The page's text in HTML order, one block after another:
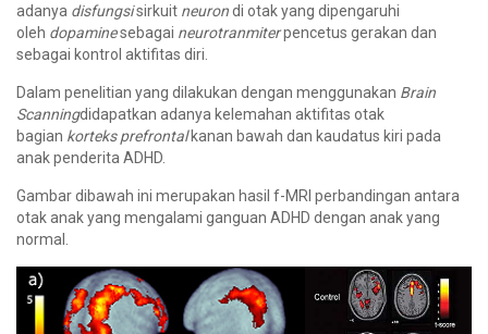
adanya disfungsisirkuit neurondi otak yang dipengaruhi
oleh dopaminesebagai neurotranmiterpencetus gerakan dan
sebagai kontrol aktifitas diri.
Dalam penelitian yang dilakukan dengan menggunakan Brain
Scanningdidapatkan adanya kelemahan aktifitas otak
bagian korteks prefrontalkanan bawah dan kaudatus kiri pada
anak penderita ADHD.
Gambar dibawah ini merupakan hasil f-MRI perbandingan antara
otak anak yang mengalami ganguan ADHD dengan anak yang
normal.